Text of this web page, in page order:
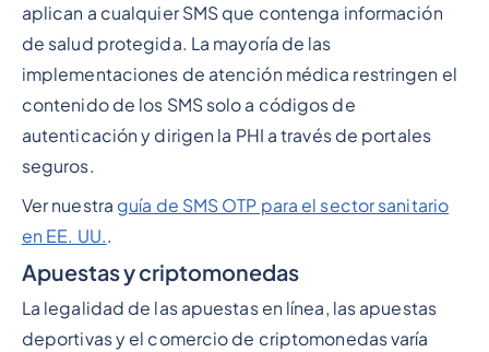
aplican a cualquier SMS que contenga información
de salud protegida. La mayoría de las
implementaciones de atención médica restringen el
contenido de los SMS solo a códigos de
autenticación y dirigen la PHI a través de portales
seguros.
Ver nuestra guía de SMS OTP para el sector sanitario
en EE. UU..
Apuestas y criptomonedas
La legalidad de las apuestas en línea, las apuestas
deportivas y el comercio de criptomonedas varía